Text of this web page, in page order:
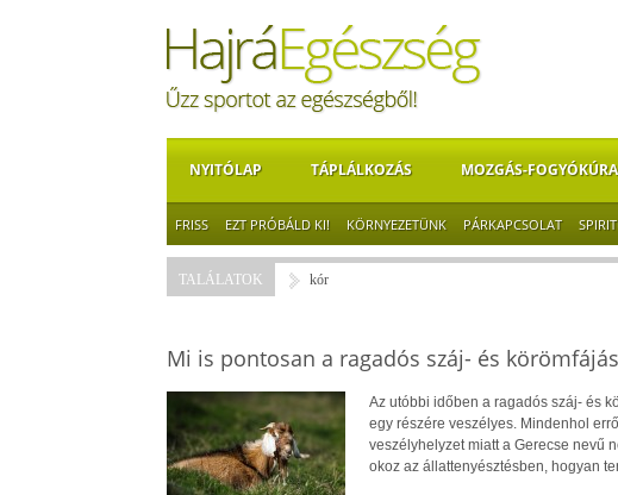
NYITÓLAP TÁPLÁLKOZÁS MOZGÁS-FOGYÓKÚRA
FRISS EZT PRÓBÁLD KI! KÖRNYEZETÜNK PÁRKAPCSOLAT
TALÁLATOK kór
Mi is pontosan a ragadós száj- és
Az utóbbi időben a ragadós száj- és
egy részére veszélyes. Mindenhol
veszélyhelyzet miatt a Gerecse nevű
okoz az állattenyésztésben, hogyan